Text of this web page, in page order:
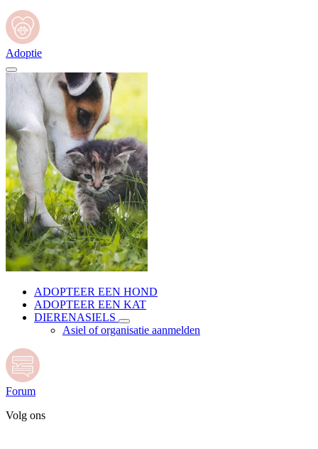
Adoptie
ADOPTEER EEN HOND
ADOPTEER EEN KAT
DIERENASIELS
Asiel of organisatie aanmelden
Forum
Volg ons